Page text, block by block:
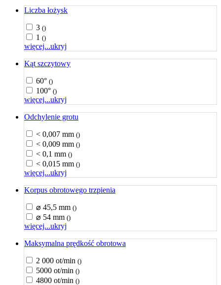
Liczba łożysk
3 ()
1 ()
więcej...ukryj
Kąt szczytowy
60° ()
100° ()
więcej...ukryj
Odchylenie grotu
< 0,007 mm ()
< 0,009 mm ()
< 0,1 mm ()
< 0,015 mm ()
więcej...ukryj
Korpus obrotowego trzpienia
⌀ 45,5 mm ()
⌀ 54 mm ()
więcej...ukryj
Maksymalna prędkość obrotowa
2 000 ot/min ()
5000 ot/min ()
4800 ot/min ()